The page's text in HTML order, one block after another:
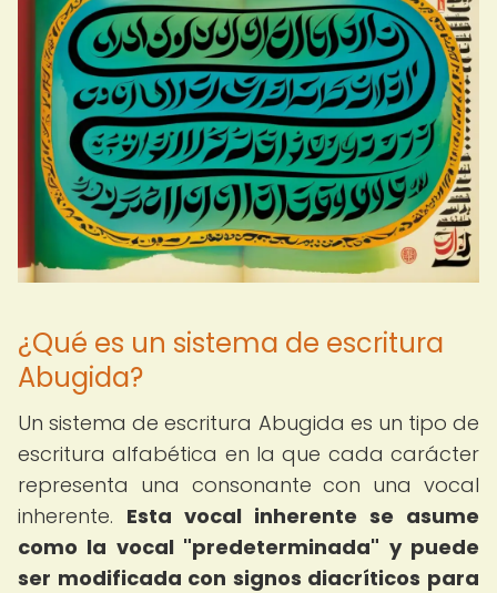
¿Qué es un sistema de escritura
Abugida?
Un sistema de escritura Abugida es un tipo de
escritura alfabética en la que cada carácter
representa una consonante con una vocal
inherente. Esta vocal inherente se asume
como la vocal "predeterminada" y puede
ser modificada con signos diacríticos para